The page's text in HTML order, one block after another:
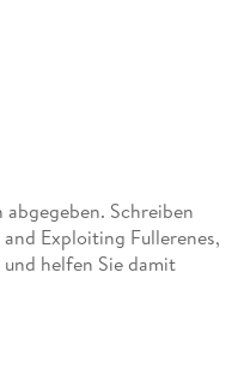
Schreiben
Exploiting Fullerenes,
helfen Sie damit